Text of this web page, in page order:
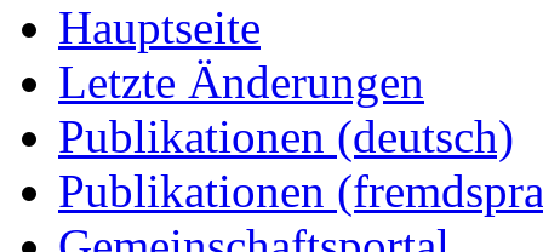
Hauptseite
Letzte Änderungen
Publikationen (deutsch)
Publikationen